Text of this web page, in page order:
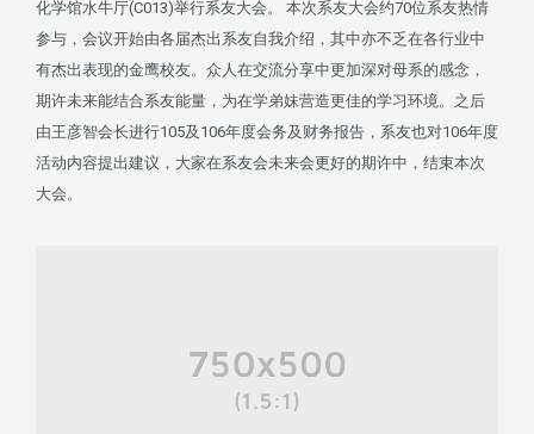
化学馆水牛厅(C013)举行系友大会。 本次系友大会约70位系友热情
参与，会议开始由各届杰出系友自我介绍，其中亦不乏在各行业中
有杰出表现的金鹰校友。众人在交流分享中更加深对母系的感念，
期许未来能结合系友能量，为在学弟妹营造更佳的学习环境。之后
由王彦智会长进行105及106年度会务及财务报告，系友也对106年度
活动内容提出建议，大家在系友会未来会更好的期许中，结束本次
大会。